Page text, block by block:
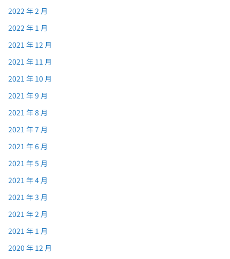
2022 年 2 月
2022 年 1 月
2021 年 12 月
2021 年 11 月
2021 年 10 月
2021 年 9 月
2021 年 8 月
2021 年 7 月
2021 年 6 月
2021 年 5 月
2021 年 4 月
2021 年 3 月
2021 年 2 月
2021 年 1 月
2020 年 12 月